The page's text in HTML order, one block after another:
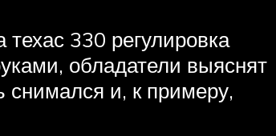
330 регулировка
обладатели выяснят
снимался и, к примеру,